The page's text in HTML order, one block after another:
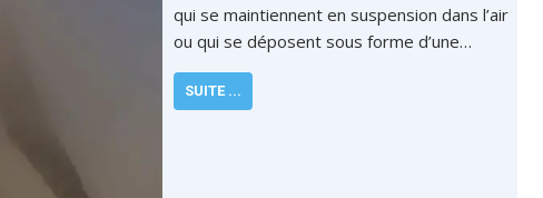
qui se maintiennent en suspension dans l’air
ou qui se déposent sous forme d’une…
SUITE ...